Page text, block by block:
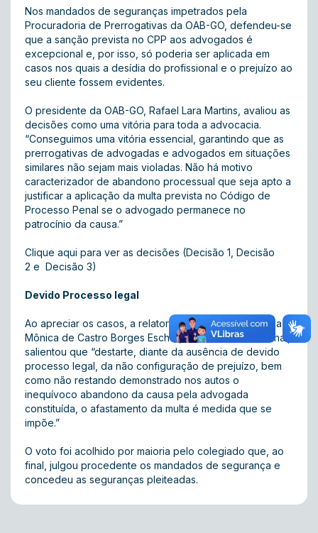
Nos mandados de seguranças impetrados pela
Procuradoria de Prerrogativas da OAB-GO, defendeu-se
que a sanção prevista no CPP aos advogados é
excepcional e, por isso, só poderia ser aplicada em
casos nos quais a desídia do profissional e o prejuízo ao
seu cliente fossem evidentes.
O presidente da OAB-GO, Rafael Lara Martins, avaliou as
decisões como uma vitória para toda a advocacia.
“Conseguimos uma vitória essencial, garantindo que as
prerrogativas de advogadas e advogados em situações
similares não sejam mais violadas. Não há motivo
caracterizador de abandono processual que seja apto a
justificar a aplicação da multa prevista no Código de
Processo Penal se o advogado permanece no
patrocínio da causa.”
Clique aqui para ver as decisões (Decisão 1 Decisão
2 e Decisão 3)
Devido Processo legal
Ao apreciar os casos, a relatora, desembargadora Lília
Mônica de Castro Borges Escher, da 3ª Câmara Criminal,
salientou que “destarte, diante da ausência de devido
processo legal, da não configuração de prejuízo, bem
como não restando demonstrado nos autos o
inequívoco abandono da causa pela advogada
constituída, o afastamento da multa é medida que se
impõe.”
O voto foi acolhido por maioria pelo colegiado que, ao
final, julgou procedente os mandados de segurança e
concedeu as seguranças pleiteadas.